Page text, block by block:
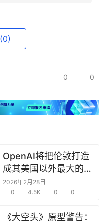
(0)
0 0
OpenAI将把伦敦打造
成其美国以外最大的研
究中心
2026年2月28日
0
4.5K 0 0
《大空头》原型警告：